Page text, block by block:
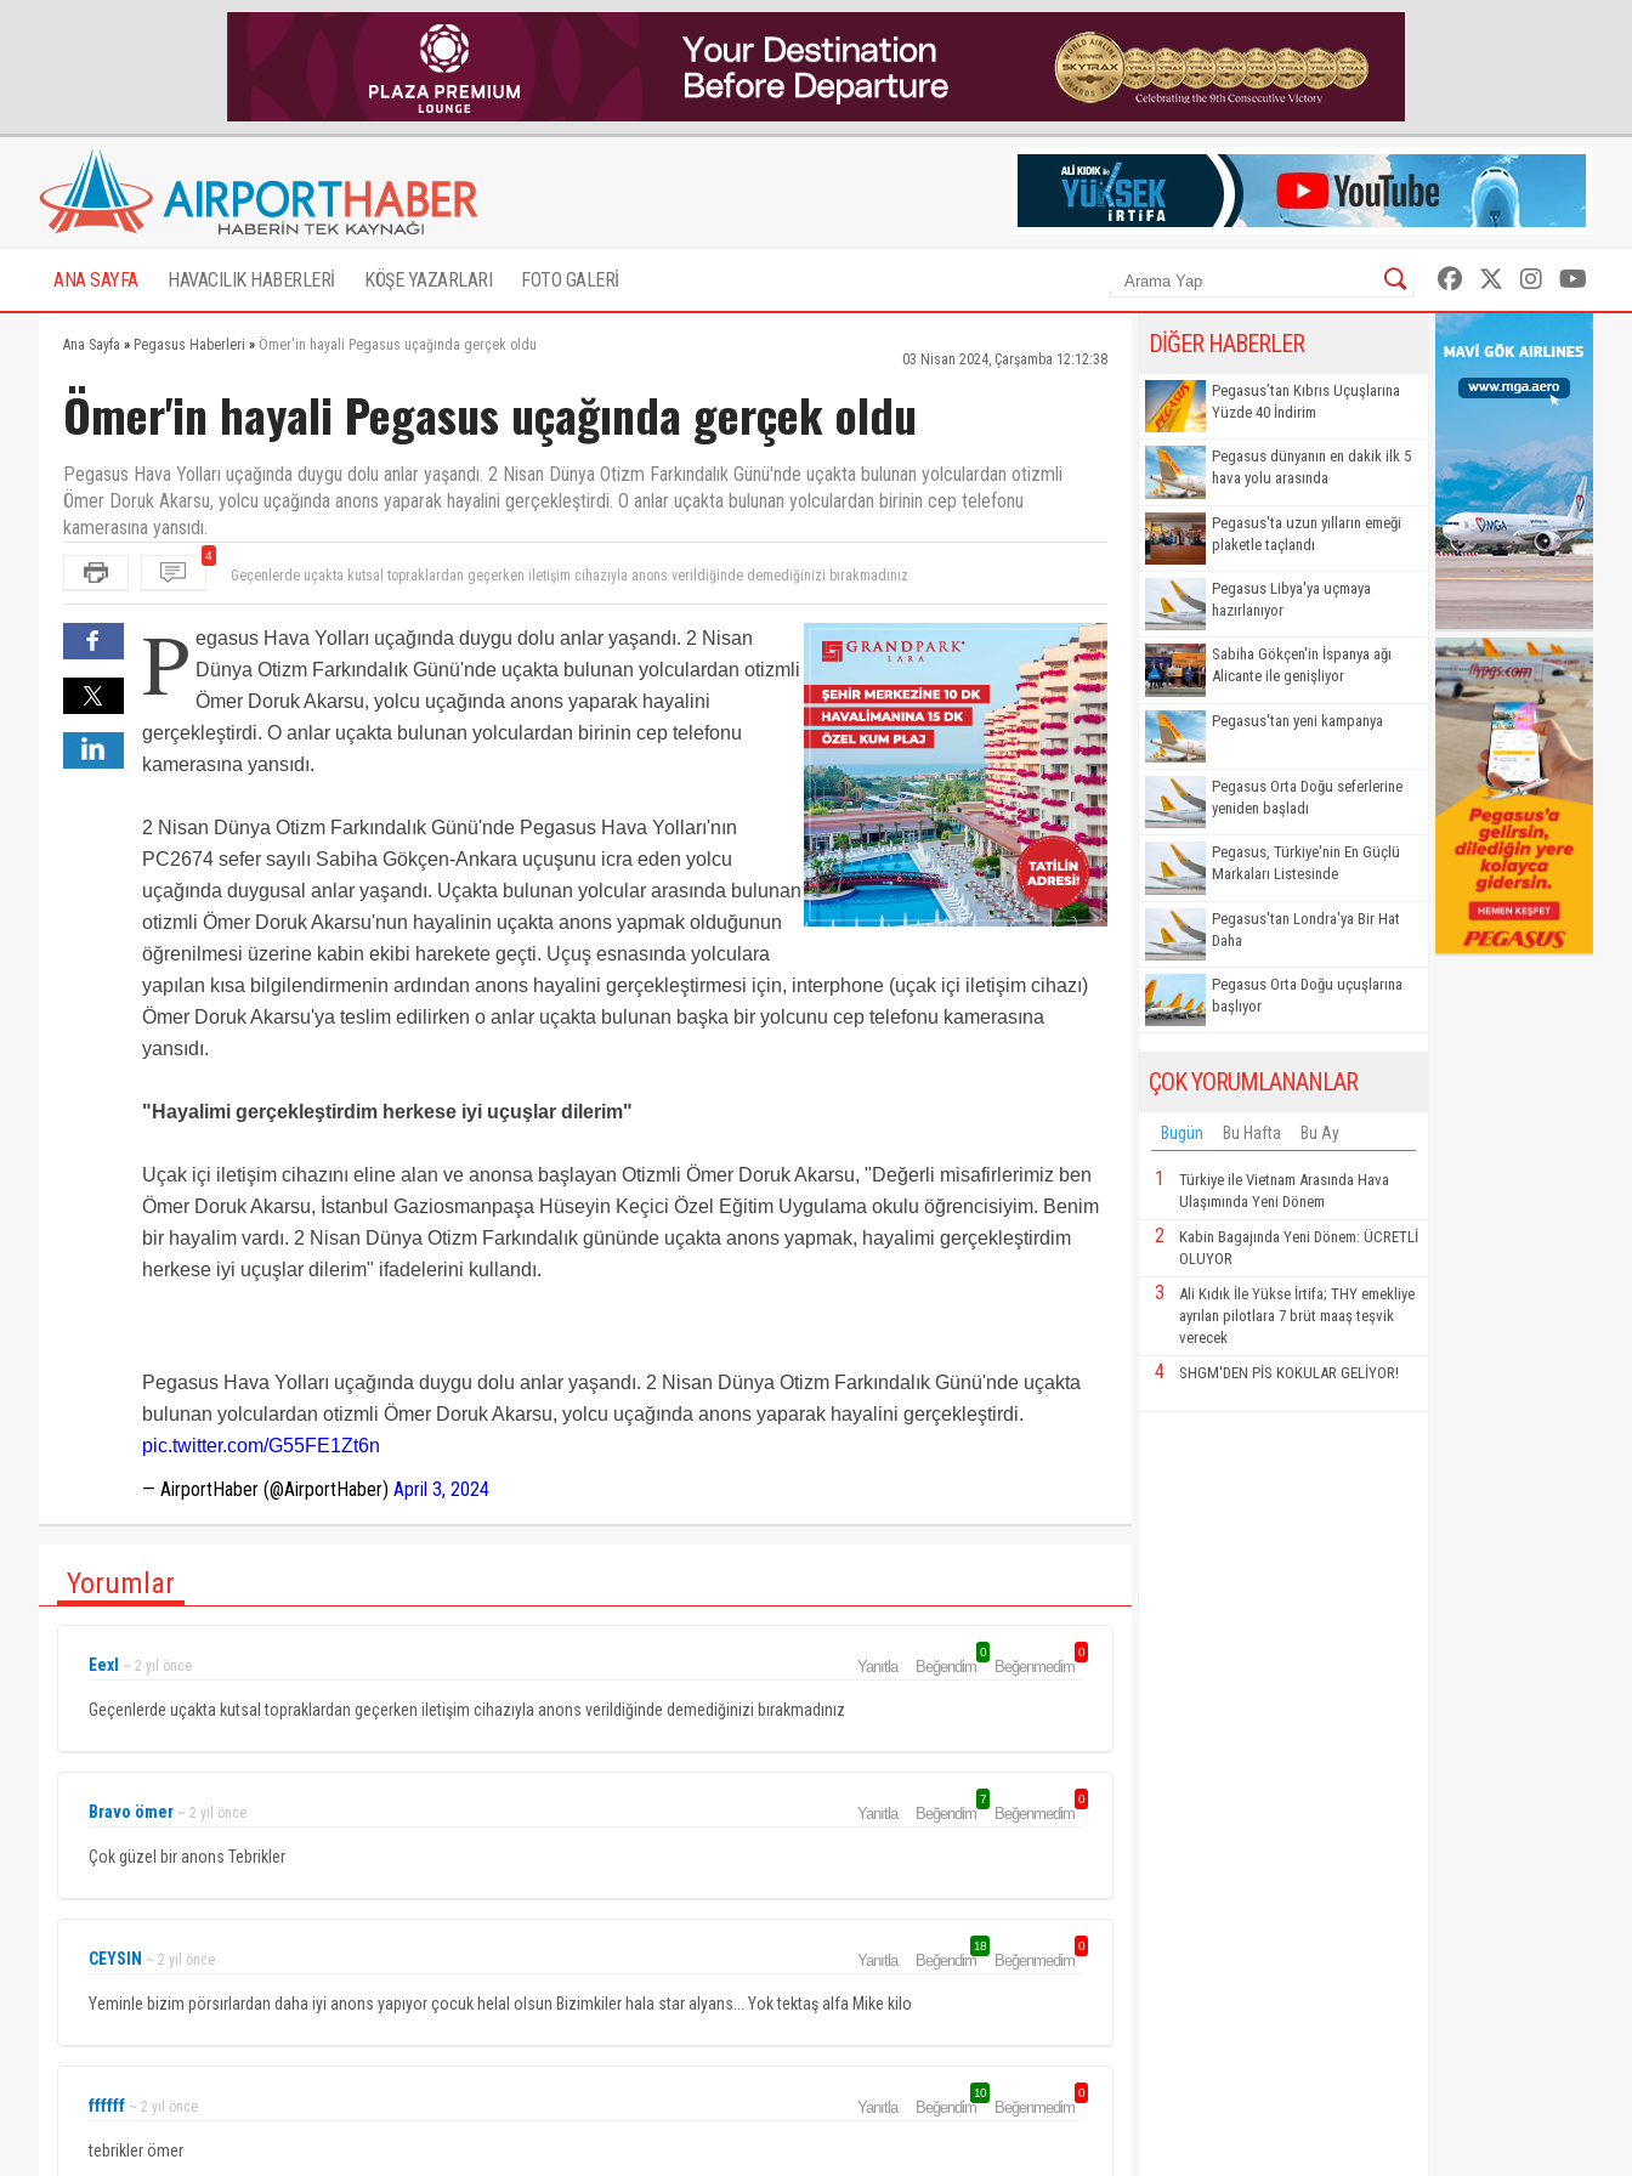
ANA SAYFA HAVACILIK HABERLERİ KÖŞE YAZARLARI FOTO GALERİ
Ana Sayfa » Pegasus Haberleri » Ömer'in hayali Pegasus uçağında gerçek oldu
03 Nisan 2024, Çarşamba 12:12:38
Ömer'in hayali Pegasus uçağında gerçek oldu
Pegasus Hava Yolları uçağında duygu dolu anlar yaşandı. 2 Nisan Dünya Otizm Farkındalık Günü'nde uçakta bulunan yolculardan otizmli
Ömer Doruk Akarsu, yolcu uçağında anons yaparak hayalini gerçekleştirdi. O anlar uçakta bulunan yolculardan birinin cep telefonu
kamerasına yansıdı.
4
Çok güzel bir anons Tebrikler
P egasus Hava Yolları uçağında duygu dolu anlar yaşandı. 2 Nisan
Dünya Otizm Farkındalık Günü'nde uçakta bulunan yolculardan otizmli
Ömer Doruk Akarsu, yolcu uçağında anons yaparak hayalini
gerçekleştirdi. O anlar uçakta bulunan yolculardan birinin cep telefonu
kamerasına yansıdı.
2 Nisan Dünya Otizm Farkındalık Günü'nde Pegasus Hava Yolları'nın
PC2674 sefer sayılı Sabiha Gökçen-Ankara uçuşunu icra eden yolcu
uçağında duygusal anlar yaşandı. Uçakta bulunan yolcular arasında bulunan
otizmli Ömer Doruk Akarsu'nun hayalinin uçakta anons yapmak olduğunun
öğrenilmesi üzerine kabin ekibi harekete geçti. Uçuş esnasında yolculara
yapılan kısa bilgilendirmenin ardından anons hayalini gerçekleştirmesi için, interphone (uçak içi iletişim cihazı)
Ömer Doruk Akarsu'ya teslim edilirken o anlar uçakta bulunan başka bir yolcunu cep telefonu kamerasına
yansıdı.
"Hayalimi gerçekleştirdim herkese iyi uçuşlar dilerim"
Uçak içi iletişim cihazını eline alan ve anonsa başlayan Otizmli Ömer Doruk Akarsu, "Değerli misafirlerimiz ben
Ömer Doruk Akarsu, İstanbul Gaziosmanpaşa Hüseyin Keçici Özel Eğitim Uygulama okulu öğrencisiyim. Benim
bir hayalim vardı. 2 Nisan Dünya Otizm Farkındalık gününde uçakta anons yapmak, hayalimi gerçekleştirdim
herkese iyi uçuşlar dilerim" ifadelerini kullandı.
Pegasus Hava Yolları uçağında duygu dolu anlar yaşandı. 2 Nisan Dünya Otizm Farkındalık Günü'nde uçakta
bulunan yolculardan otizmli Ömer Doruk Akarsu, yolcu uçağında anons yaparak hayalini gerçekleştirdi.
pic.twitter.com/G55FE1Zt6n
— AirportHaber (@AirportHaber) April 3, 2024
Yorumlar
Eexl ~ 2 yıl önce Yanıtla Beğendim
0
Beğenmedim
0
Geçenlerde uçakta kutsal topraklardan geçerken iletişim cihazıyla anons verildiğinde demediğinizi bırakmadınız
Bravo ömer ~ 2 yıl önce Yanıtla Beğendim
7
Beğenmedim
0
Çok güzel bir anons Tebrikler
CEYSIN ~ 2 yıl önce Yanıtla Beğendim
18
Beğenmedim
0
Yeminle bizim pörsırlardan daha iyi anons yapıyor çocuk helal olsun Bizimkiler hala star alyans... Yok tektaş alfa Mike kilo
ffffff ~ 2 yıl önce Yanıtla Beğendim
10
Beğenmedim
0
tebrikler ömer
DİĞER HABERLER
Pegasus’tan Kıbrıs Uçuşlarına
Yüzde 40 İndirim
Pegasus dünyanın en dakik ilk 5
hava yolu arasında
Pegasus'ta uzun yılların emeği
plaketle taçlandı
Pegasus Libya'ya uçmaya
hazırlanıyor
Sabiha Gökçen'in İspanya ağı
Alicante ile genişliyor
Pegasus'tan yeni kampanya
Pegasus Orta Doğu seferlerine
yeniden başladı
Pegasus, Türkiye'nin En Güçlü
Markaları Listesinde
Pegasus'tan Londra'ya Bir Hat
Daha
Pegasus Orta Doğu uçuşlarına
başlıyor
ÇOK YORUMLANANLAR
Bugün Bu Hafta Bu Ay
1
Türkiye ile Vietnam Arasında Hava
Ulaşımında Yeni Dönem
2
Kabin Bagajında Yeni Dönem: ÜCRETLİ
OLUYOR
3
Ali Kıdık İle Yükse İrtifa; THY emekliye
ayrılan pilotlara 7 brüt maaş teşvik
verecek
4 SHGM'DEN PİS KOKULAR GELİYOR!